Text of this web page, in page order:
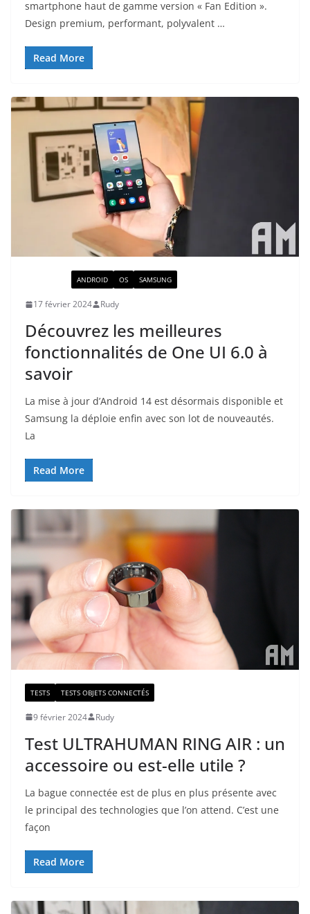
smartphone haut de gamme version « Fan Edition ».
Design premium, performant, polyvalent …
Read More
ANDROID OS SAMSUNG
17 février 2024 Rudy
Découvrez les meilleures
fonctionnalités de One UI 6.0 à
savoir
La mise à jour d’Android 14 est désormais disponible et
Samsung la déploie enfin avec son lot de nouveautés.
La
Read More
TESTS TESTS OBJETS CONNECTÉS
9 février 2024 Rudy
Test ULTRAHUMAN RING AIR : un
accessoire ou est-elle utile ?
La bague connectée est de plus en plus présente avec
le principal des technologies que l’on attend. C’est une
façon
Read More